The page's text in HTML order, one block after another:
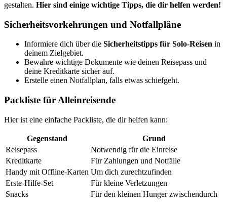
gestalten. Hier sind einige wichtige Tipps, die dir helfen werden!
Sicherheitsvorkehrungen und Notfallpläne
Informiere dich über die Sicherheitstipps für Solo-Reisen in
deinem Zielgebiet.
Bewahre wichtige Dokumente wie deinen Reisepass und
deine Kreditkarte sicher auf.
Erstelle einen Notfallplan, falls etwas schiefgeht.
Packliste für Alleinreisende
Hier ist eine einfache Packliste, die dir helfen kann:
Gegenstand
Grund
Reisepass
Notwendig für die Einreise
Kreditkarte
Für Zahlungen und Notfälle
Handy mit Offline-Karten Um dich zurechtzufinden
Erste-Hilfe-Set
Für kleine Verletzungen
Snacks
Für den kleinen Hunger zwischendurch